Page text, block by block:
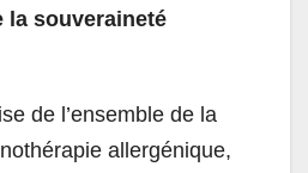
la souveraineté
de l’ensemble de la
allergénique,